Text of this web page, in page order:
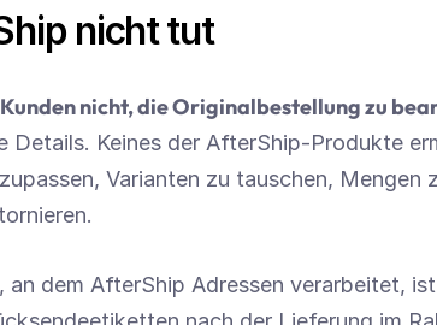
nicht tut
nicht, die Originalbestellung zu
Details. Keines der AfterShip-Produkte
Varianten zu tauschen, Mengen
an dem AfterShip Adressen verarbeitet,